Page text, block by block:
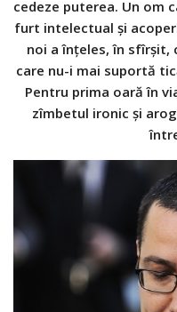
cedeze puterea. Un om
furt intelectual şi
noi a înţeles, în sfîrşit,
care nu-i mai suportă
Pentru prima oară în
zîmbetul ironic şi